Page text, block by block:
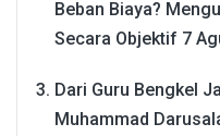
Beban Biaya?
Secara Objektif 7
Dari Guru Bengkel
Muhammad